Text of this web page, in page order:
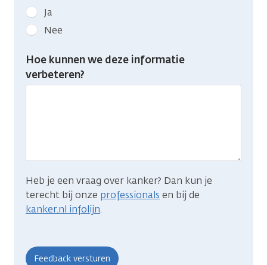
Geef
kanker.nl
feedback:
Heb
gevonden
Ja
Nee
Hoe kunnen we deze informatie
verbeteren?
Heb je een vraag over kanker? Dan kun je
terecht bij onze professionals en bij de
kanker.nl infolijn.